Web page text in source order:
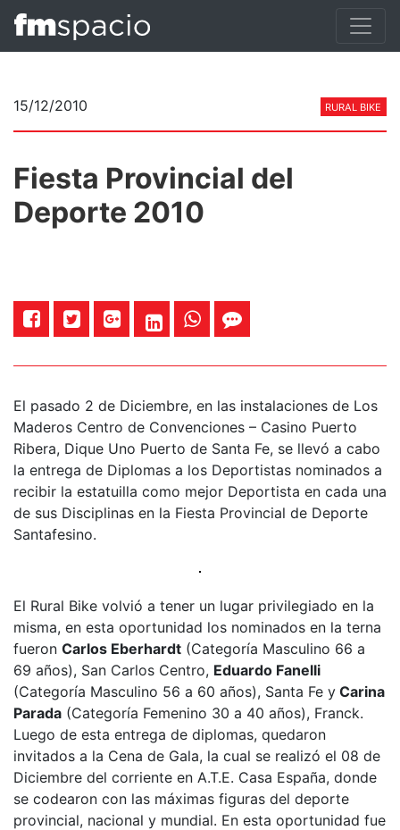
15/12/2010 RURAL BIKE
Fiesta Provincial del
Deporte 2010
El pasado 2 de Diciembre, en las instalaciones de Los
Maderos Centro de Convenciones – Casino Puerto
Ribera, Dique Uno Puerto de Santa Fe, se llevó a cabo
la entrega de Diplomas a los Deportistas nominados a
recibir la estatuilla como mejor Deportista en cada una
de sus Disciplinas en la Fiesta Provincial de Deporte
Santafesino.
El Rural Bike volvió a tener un lugar privilegiado en la
misma, en esta oportunidad los nominados en la terna
fueron Carlos Eberhardt (Categoría Masculino 66 a
69 años), San Carlos Centro, Eduardo Fanelli
(Categoría Masculino 56 a 60 años), Santa Fe y Carina
Parada (Categoría Femenino 30 a 40 años), Franck.
Luego de esta entrega de diplomas, quedaron
invitados a la Cena de Gala, la cual se realizó el 08 de
Diciembre del corriente en A.T.E. Casa España, donde
se codearon con las máximas figuras del deporte
provincial, nacional y mundial. En esta oportunidad fue